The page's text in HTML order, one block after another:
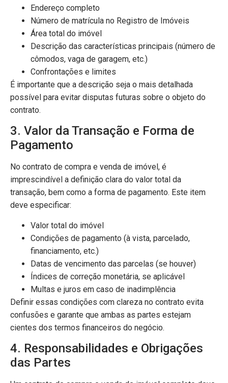
Endereço completo
Número de matrícula no Registro de Imóveis
Área total do imóvel
Descrição das características principais (número de
cômodos, vaga de garagem, etc.)
Confrontações e limites
É importante que a descrição seja o mais detalhada
possível para evitar disputas futuras sobre o objeto do
contrato.
3. Valor da Transação e Forma de
Pagamento
No contrato de compra e venda de imóvel, é
imprescindível a definição clara do valor total da
transação, bem como a forma de pagamento. Este item
deve especificar:
Valor total do imóvel
Condições de pagamento (à vista, parcelado,
financiamento, etc.)
Datas de vencimento das parcelas (se houver)
Índices de correção monetária, se aplicável
Multas e juros em caso de inadimplência
Definir essas condições com clareza no contrato evita
confusões e garante que ambas as partes estejam
cientes dos termos financeiros do negócio.
4. Responsabilidades e Obrigações
das Partes